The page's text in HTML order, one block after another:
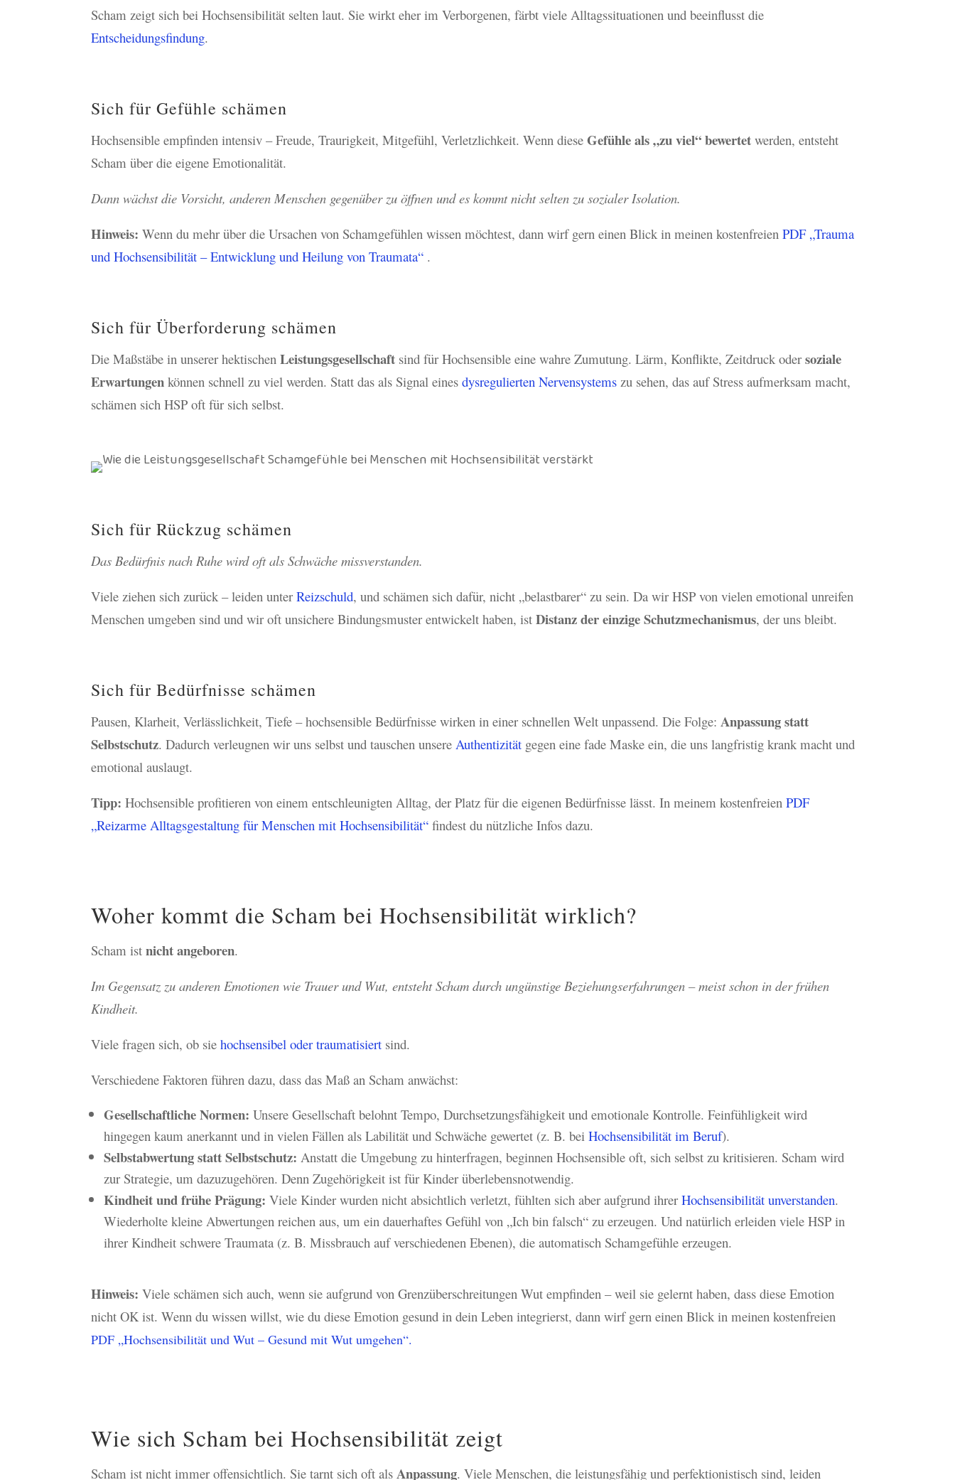
Scham zeigt sich bei Hochsensibilität selten laut. Sie wirkt eher im Verborgenen, färbt viele Alltagssituationen und beeinflusst die
Entscheidungsfindung.
Sich für Gefühle schämen
Hochsensible empfinden intensiv – Freude, Traurigkeit, Mitgefühl, Verletzlichkeit. Wenn diese Gefühle als „zu viel“ bewertet werden, entsteht
Scham über die eigene Emotionalität.
Dann wächst die Vorsicht, anderen Menschen gegenüber zu öffnen und es kommt nicht selten zu sozialer Isolation.
Hinweis: Wenn du mehr über die Ursachen von Schamgefühlen wissen möchtest, dann wirf gern einen Blick in meinen kostenfreien PDF „Trauma
und Hochsensibilität – Entwicklung und Heilung von Traumata“ .
Sich für Überforderung schämen
Die Maßstäbe in unserer hektischen Leistungsgesellschaft sind für Hochsensible eine wahre Zumutung. Lärm, Konflikte, Zeitdruck oder soziale
Erwartungen können schnell zu viel werden. Statt das als Signal eines dysregulierten Nervensystems zu sehen, das auf Stress aufmerksam macht,
schämen sich HSP oft für sich selbst.
Sich für Rückzug schämen
Das Bedürfnis nach Ruhe wird oft als Schwäche missverstanden.
Viele ziehen sich zurück – leiden unter Reizschuld, und schämen sich dafür, nicht „belastbarer“ zu sein. Da wir HSP von vielen emotional unreifen
Menschen umgeben sind und wir oft unsichere Bindungsmuster entwickelt haben, ist Distanz der einzige Schutzmechanismus, der uns bleibt.
Sich für Bedürfnisse schämen
Pausen, Klarheit, Verlässlichkeit, Tiefe – hochsensible Bedürfnisse wirken in einer schnellen Welt unpassend. Die Folge: Anpassung statt
Selbstschutz. Dadurch verleugnen wir uns selbst und tauschen unsere Authentizität gegen eine fade Maske ein, die uns langfristig krank macht und
emotional auslaugt.
Tipp: Hochsensible profitieren von einem entschleunigten Alltag, der Platz für die eigenen Bedürfnisse lässt. In meinem kostenfreien PDF
„Reizarme Alltagsgestaltung für Menschen mit Hochsensibilität“ findest du nützliche Infos dazu.
Woher kommt die Scham bei Hochsensibilität wirklich?
Scham ist nicht angeboren.
Im Gegensatz zu anderen Emotionen wie Trauer und Wut, entsteht Scham durch ungünstige Beziehungserfahrungen – meist schon in der frühen
Kindheit.
Viele fragen sich, ob sie hochsensibel oder traumatisiert sind.
Verschiedene Faktoren führen dazu, dass das Maß an Scham anwächst:
Gesellschaftliche Normen: Unsere Gesellschaft belohnt Tempo, Durchsetzungsfähigkeit und emotionale Kontrolle. Feinfühligkeit wird
hingegen kaum anerkannt und in vielen Fällen als Labilität und Schwäche gewertet (z. B. bei Hochsensibilität im Beruf).
Selbstabwertung statt Selbstschutz: Anstatt die Umgebung zu hinterfragen, beginnen Hochsensible oft, sich selbst zu kritisieren. Scham wird
zur Strategie, um dazuzugehören. Denn Zugehörigkeit ist für Kinder überlebensnotwendig.
Kindheit und frühe Prägung: Viele Kinder wurden nicht absichtlich verletzt, fühlten sich aber aufgrund ihrer Hochsensibilität unverstanden.
Wiederholte kleine Abwertungen reichen aus, um ein dauerhaftes Gefühl von „Ich bin falsch“ zu erzeugen. Und natürlich erleiden viele HSP in
ihrer Kindheit schwere Traumata (z. B. Missbrauch auf verschiedenen Ebenen), die automatisch Schamgefühle erzeugen.
Hinweis: Viele schämen sich auch, wenn sie aufgrund von Grenzüberschreitungen Wut empfinden – weil sie gelernt haben, dass diese Emotion
nicht OK ist. Wenn du wissen willst, wie du diese Emotion gesund in dein Leben integrierst, dann wirf gern einen Blick in meinen kostenfreien
PDF „Hochsensibilität und Wut – Gesund mit Wut umgehen“.
Wie sich Scham bei Hochsensibilität zeigt
Scham ist nicht immer offensichtlich. Sie tarnt sich oft als Anpassung. Viele Menschen, die leistungsfähig und perfektionistisch sind, leiden